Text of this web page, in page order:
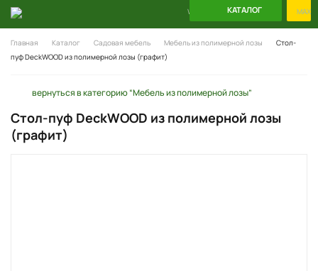
КАТАЛОГ
WhatsApp Telegram MAX
Главная Каталог Садовая мебель Мебель из полимерной лозы
Стол-
пуф DeckWOOD из полимерной лозы (графит)
вернуться в категорию “Мебель из полимерной лозы”
Стол-пуф DeckWOOD из полимерной лозы
(графит)